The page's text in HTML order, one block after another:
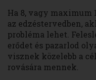
Ha 8, vagy maximum
az edzéstervedben,
probléma lehet.
erődet és pazarlod
visznek közelebb a
rovására mennek.